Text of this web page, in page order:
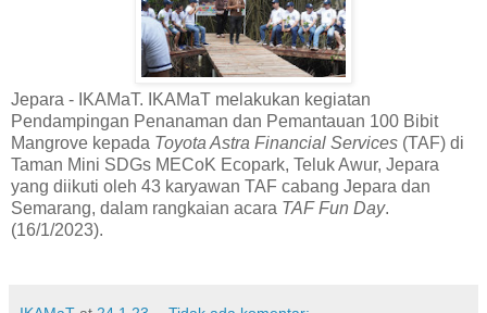
Jepara - IKAMaT. IKAMaT melakukan kegiatan
Pendampingan Penanaman dan Pemantauan 100 Bibit
Mangrove kepada Toyota Astra Financial Services (TAF) di
Taman Mini SDGs MECoK Ecopark, Teluk Awur, Jepara
yang diikuti oleh 43 karyawan TAF cabang Jepara dan
Semarang, dalam rangkaian acara TAF Fun Day.
(16/1/2023).